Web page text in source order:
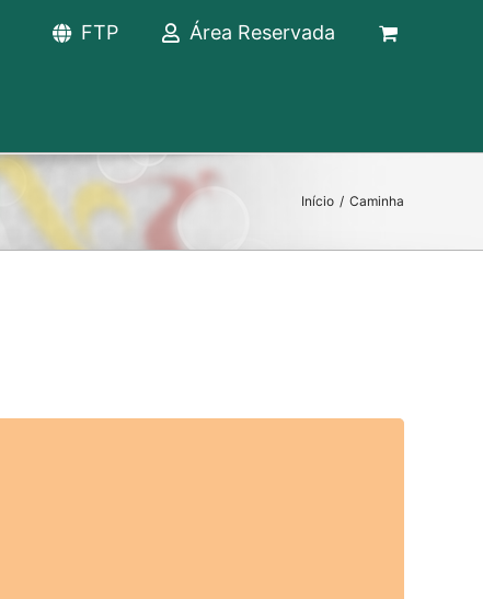
FTP Área Reservada
Início / Caminha